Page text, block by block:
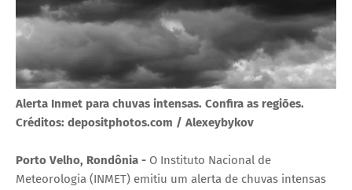
Alerta Inmet para chuvas intensas. Confira as regiões.
Créditos: depositphotos.com / Alexeybykov
Porto Velho, Rondônia - O Instituto Nacional de
Meteorologia (INMET) emitiu um alerta de chuvas intensas